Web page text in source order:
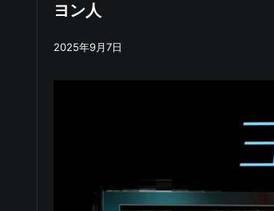
ヨン人
2025年9月7日